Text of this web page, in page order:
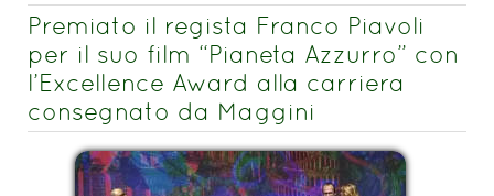
Premiato il regista Franco Piavoli
per il suo film “Pianeta Azzurro” con
l’Excellence Award alla carriera
consegnato da Maggini